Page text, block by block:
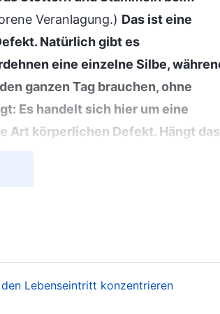
Veranlagung.) Das ist eine
Natürlich gibt es
eine einzelne Silbe,
ganzen Tag brauchen, ohne
Es handelt sich hier um eine
Art körperlichen Defekt. Hängt das
du sprichst; du bist ganz schön
Stottern in keiner Beziehung zu
Daher ist Stottern eine
eindeutig nicht mit den
Verbindung zu ihnen“
strebt (9))
Lebenseintritt konzentrieren